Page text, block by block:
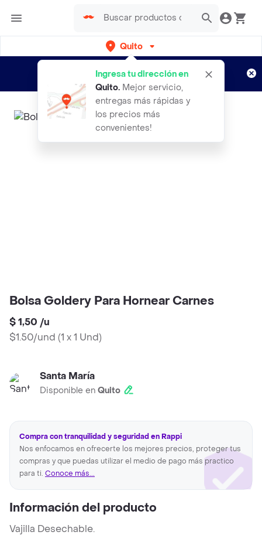
Quito
Ingresa tu dirección en
Quito. Mejor servicio,
entregas más rápidas y
los precios más
convenientes!
envíos gratis por semanas
Aplican TyC
Bolsa Goldery Para Hornear Carnes
$ 1,50 /u
$1.50/und (1 x 1 Und)
Santa María
Disponible en Quito
Compra con tranquilidad y seguridad en Rappi
Nos enfocamos en ofrecerte los mejores precios, proteger tus
compras y que puedas utilizar el medio de pago más practico
para ti. Conoce más...
Información del producto
Vajilla Desechable.